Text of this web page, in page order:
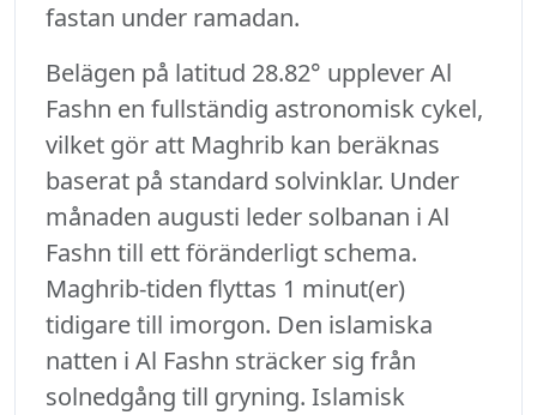
fastan under ramadan.
Belägen på latitud 28.82° upplever Al
Fashn en fullständig astronomisk cykel,
vilket gör att Maghrib kan beräknas
baserat på standard solvinklar. Under
månaden augusti leder solbanan i Al
Fashn till ett föränderligt schema.
Maghrib-tiden flyttas 1 minut(er)
tidigare till imorgon. Den islamiska
natten i Al Fashn sträcker sig från
solnedgång till gryning. Islamisk